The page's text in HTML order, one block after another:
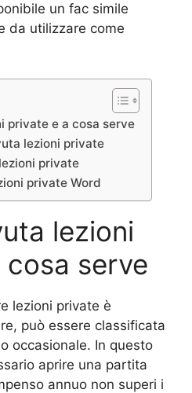
un fac simile
da utilizzare come
private e a cosa serve
lezioni private
private
private Word
lezioni
serve
lezioni private è
può essere classificata
occasionale. In questo
aprire una partita
annuo non superi i